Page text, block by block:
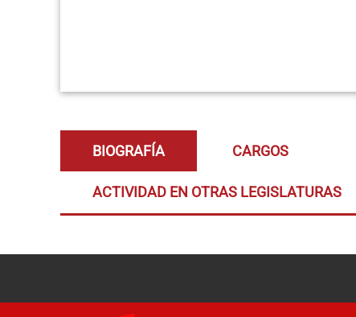
BIOGRAFÍA CARGOS
ACTIVIDAD EN OTRAS LEGISLATURAS